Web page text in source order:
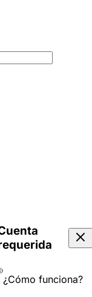
¿Cómo funciona?